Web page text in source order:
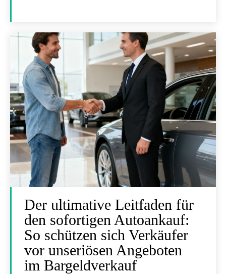
Der ultimative Leitfaden für
den sofortigen Autoankauf:
So schützen sich Verkäufer
vor unseriösen Angeboten
im Bargeldverkauf